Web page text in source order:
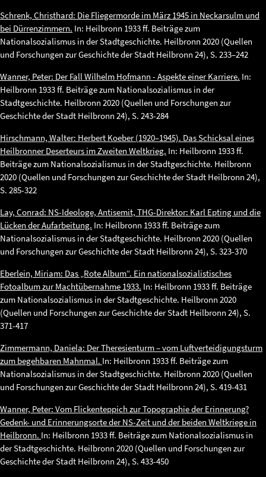
Schrenk, Christhard: Die Fliegermorde im März 1945 in Neckarsulm und
bei Dürrenzimmern. In: Heilbronn 1933 ff. Beiträge zum
Nationalsozialismus in der Stadtgeschichte. Heilbronn 2020 (Quellen
und Forschungen zur Geschichte der Stadt Heilbronn 24), S. 233–242
Wanner, Peter: Der Fall Wilhelm Hofmann - Aspekte einer Karriere. In:
Heilbronn 1933 ff. Beiträge zum Nationalsozialismus in der
Stadtgeschichte. Heilbronn 2020 (Quellen und Forschungen zur
Geschichte der Stadt Heilbronn 24), S. 243-284
Hirschmann, Walter: Herbert Koeber (1920–1945). Das Schicksal eines
Heilbronner Deserteurs im Zweiten Weltkrieg. In: Heilbronn 1933 ff.
Beiträge zum Nationalsozialismus in der Stadtgeschichte. Heilbronn
2020 (Quellen und Forschungen zur Geschichte der Stadt Heilbronn 24),
S. 285-322
Lay, Conrad: NS-Ideologe, Antisemit, THG-Direktor: Karl Epting und die
Lücken der Aufarbeitung. In: Heilbronn 1933 ff. Beiträge zum
Nationalsozialismus in der Stadtgeschichte. Heilbronn 2020 (Quellen
und Forschungen zur Geschichte der Stadt Heilbronn 24), S. 323-370
Eberlein, Miriam: Das „Rote Album“. Ein nationalsozialistisches
Fotoalbum zur Machtübernahme 1933. In: Heilbronn 1933 ff. Beiträge
zum Nationalsozialismus in der Stadtgeschichte. Heilbronn 2020
(Quellen und Forschungen zur Geschichte der Stadt Heilbronn 24), S.
371-417
Zimmermann, Daniela: Der Theresienturm – vom Luftverteidigungsturm
zum begehbaren Mahnmal. In: Heilbronn 1933 ff. Beiträge zum
Nationalsozialismus in der Stadtgeschichte. Heilbronn 2020 (Quellen
und Forschungen zur Geschichte der Stadt Heilbronn 24), S. 419-431
Wanner, Peter: Vom Flickenteppich zur Topographie der Erinnerung?
Gedenk- und Erinnerungsorte der NS-Zeit und der beiden Weltkriege in
Heilbronn. In: Heilbronn 1933 ff. Beiträge zum Nationalsozialismus in
der Stadtgeschichte. Heilbronn 2020 (Quellen und Forschungen zur
Geschichte der Stadt Heilbronn 24), S. 433-450